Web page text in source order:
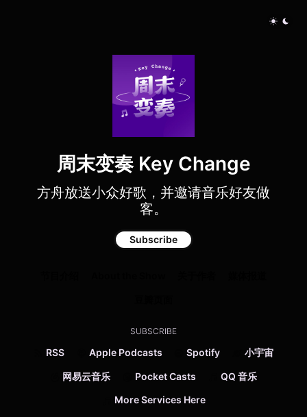
周末变奏 Key Change
方舟放送小众好歌，并邀请音乐好友做
客。
Subscribe
SUBSCRIBE
RSS Apple Podcasts Spotify 小宇宙
网易云音乐 Pocket Casts QQ 音乐
More Services Here